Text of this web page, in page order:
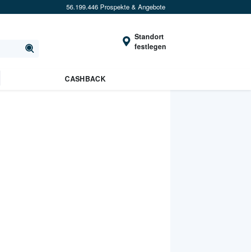
56.199.446 Prospekte & Angebote
Standort
festlegen
CASHBACK